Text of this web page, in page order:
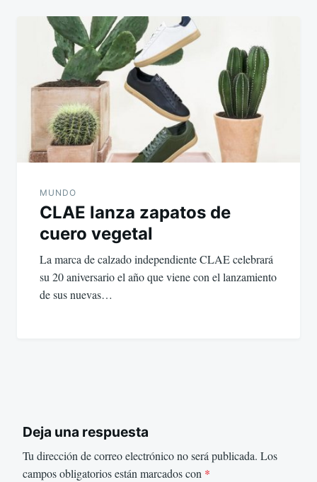
MUNDO
CLAE lanza zapatos de
cuero vegetal
La marca de calzado independiente CLAE celebrará
su 20 aniversario el año que viene con el lanzamiento
de sus nuevas…
Deja una respuesta
Tu dirección de correo electrónico no será publicada. Los
campos obligatorios están marcados con *